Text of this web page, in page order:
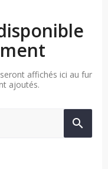
affichés ici au fur
ajoutés.
